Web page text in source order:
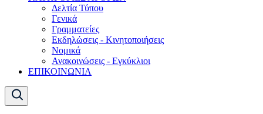
Δελτία Τύπου
Γενικά
Γραμματείες
Εκδηλώσεις - Κινητοποιήσεις
Νομικά
Ανακοινώσεις - Εγκύκλιοι
ΕΠΙΚΟΙΝΩΝΙΑ